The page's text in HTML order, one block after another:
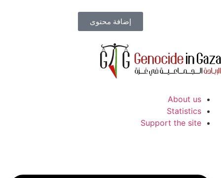
إضافة محتوى
About us
Statistics
Support the site